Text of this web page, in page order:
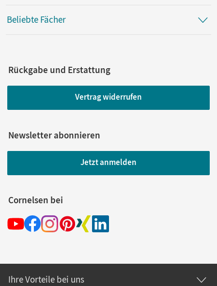
Beliebte Fächer
Rückgabe und Erstattung
Vertrag widerrufen
Newsletter abonnieren
Jetzt anmelden
Cornelsen bei
Ihre Vorteile bei uns